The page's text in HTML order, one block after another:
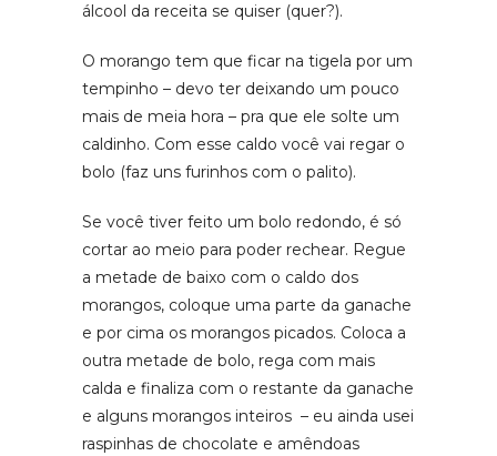
álcool da receita se quiser (quer?).
O morango tem que ficar na tigela por um
tempinho – devo ter deixando um pouco
mais de meia hora – pra que ele solte um
caldinho. Com esse caldo você vai regar o
bolo (faz uns furinhos com o palito).
Se você tiver feito um bolo redondo, é só
cortar ao meio para poder rechear. Regue
a metade de baixo com o caldo dos
morangos, coloque uma parte da ganache
e por cima os morangos picados. Coloca a
outra metade de bolo, rega com mais
calda e finaliza com o restante da ganache
e alguns morangos inteiros – eu ainda usei
raspinhas de chocolate e amêndoas